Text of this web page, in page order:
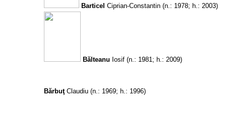
Barticel Ciprian-Constantin (n.: 1978; h.: 2003)
Bălteanu Iosif (n.: 1981; h.: 2009)
BărbuţClaudiu(n.: 1969; h.: 1996)